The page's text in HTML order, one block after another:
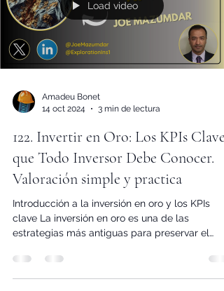
14 oct 2024
3 min de lectura
122. Invertir en Oro: Los KPIs Clave
que Todo Inversor Debe Conocer.
Valoración simple y practica
Introducción a la inversión en oro y los KPIs
estrategias más antiguas para preservar el
valor...